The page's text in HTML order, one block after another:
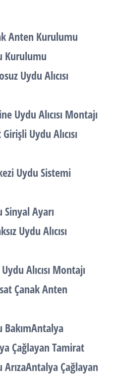
Anten Kurulumu
Kurulumu
Uydu Alıcısı
Uydu Alıcısı Montajı
Uydu Alıcısı
Uydu Sistemi
Ayarı
Uydu Alıcısı
Alıcısı Montajı
Çanak Anten
BakımAntalya
Çağlayan Tamirat
Çağlayan